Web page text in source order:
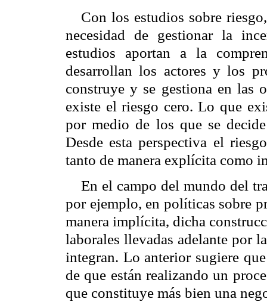
Con los estudios sobre
necesidad de gestionar la
estudios aportan a la
desarrollan los actores y los
construye y se gestiona en las
existe el riesgo cero. Lo que
por medio de los que se
Desde esta perspectiva el
tanto de manera explícita como
En el campo del mundo del
por ejemplo, en políticas sobre
manera implícita, dicha
laborales llevadas adelante por
integran. Lo anterior sugiere
de que están realizando un
que constituye más bien una